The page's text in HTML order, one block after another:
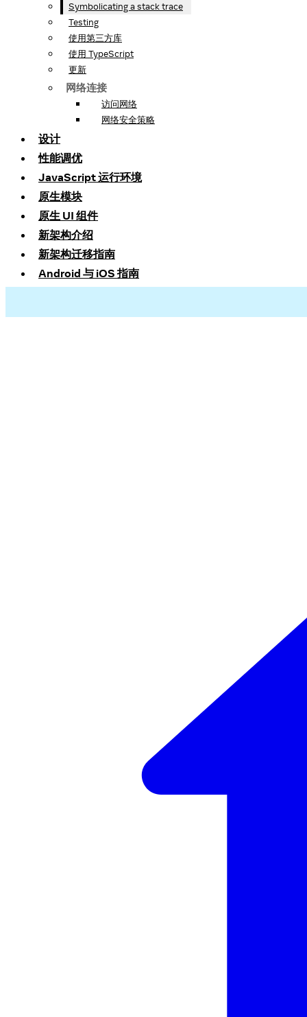
Symbolicating a stack trace
Testing
使用第三方库
使用 TypeScript
更新
网络连接
访问网络
网络安全策略
设计
性能调优
JavaScript 运行环境
原生模块
原生 UI 组件
新架构介绍
新架构迁移指南
Android 与 iOS 指南